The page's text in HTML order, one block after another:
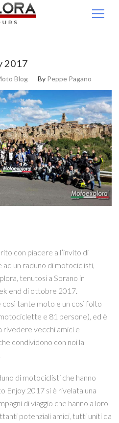
2017
Blog By Peppe Pagano
con piacere all’invito di
un raduno di motociclisti,
tenutosi a Sorano in
end di ottobre 2017.
tante moto e un così folto
e 81 persone), ed è
rivedere vecchi amici e
condividono con noi la
di motociclisti che hanno
Enjoy 2017 si è rivelata una
di viaggio che hanno a loro
potenziali amici, tutti uniti da